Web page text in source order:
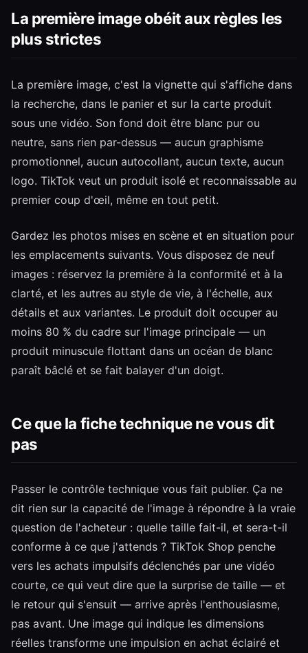
La première image obéit aux règles les
plus strictes
La première image, c'est la vignette qui s'affiche dans
la recherche, dans le panier et sur la carte produit
sous une vidéo. Son fond doit être blanc pur ou
neutre, sans rien par-dessus — aucun graphisme
promotionnel, aucun autocollant, aucun texte, aucun
logo. TikTok veut un produit isolé et reconnaissable au
premier coup d'œil, même en tout petit.
Gardez les photos mises en scène et en situation pour
les emplacements suivants. Vous disposez de neuf
images : réservez la première à la conformité et à la
clarté, et les autres au style de vie, à l'échelle, aux
détails et aux variantes. Le produit doit occuper au
moins 80 % du cadre sur l'image principale — un
produit minuscule flottant dans un océan de blanc
paraît bâclé et se fait balayer d'un doigt.
Ce que la fiche technique ne vous dit
pas
Passer le contrôle technique vous fait publier. Ça ne
dit rien sur la capacité de l'image à répondre à la vraie
question de l'acheteur : quelle taille fait-il, et sera-t-il
conforme à ce que j'attends ? TikTok Shop penche
vers les achats impulsifs déclenchés par une vidéo
courte, ce qui veut dire que la surprise de taille — et
le retour qui s'ensuit — arrive après l'enthousiasme,
pas avant. Une image qui indique les dimensions
réelles transforme une impulsion en achat éclairé et